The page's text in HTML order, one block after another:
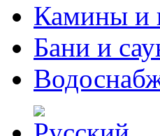
Камины и
Бани и